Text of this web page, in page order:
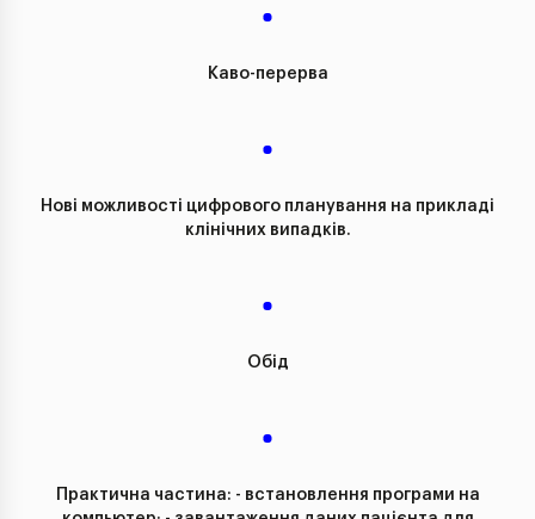
Каво-перерва
Нові можливості цифрового планування на прикладі
клінічних випадків.
Обід
Практична частина: - встановлення програми на